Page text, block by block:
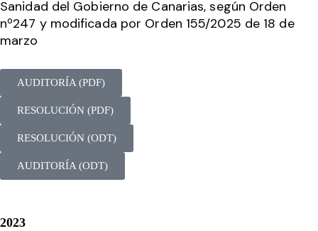
Sanidad del Gobierno de Canarias, según Orden
nº247 y modificada por Orden 155/2025 de 18 de
marzo
AUDITORÍA (PDF)
RESOLUCIÓN (PDF)
RESOLUCIÓN (ODT)
AUDITORÍA (ODT)
2023